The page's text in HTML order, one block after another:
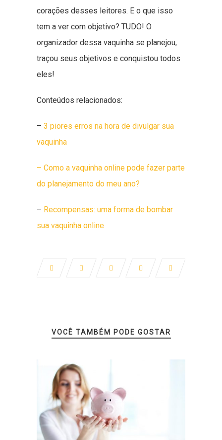
corações desses leitores. E o que isso
tem a ver com objetivo? TUDO! O
organizador dessa vaquinha se planejou,
traçou seus objetivos e conquistou todos
eles!
Conteúdos relacionados:
– 3 piores erros na hora de divulgar sua
vaquinha
– Como a vaquinha online pode fazer parte
do planejamento do meu ano?
– Recompensas: uma forma de bombar
sua vaquinha online
VOCÊ TAMBÉM PODE GOSTAR